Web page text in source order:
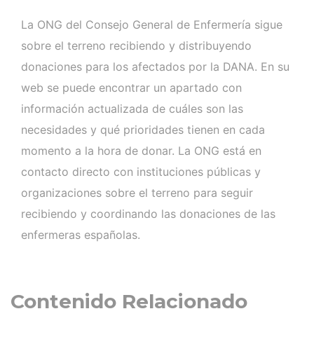
La ONG del Consejo General de Enfermería sigue
sobre el terreno recibiendo y distribuyendo
donaciones para los afectados por la DANA. En su
web se puede encontrar un apartado con
información actualizada de cuáles son las
necesidades y qué prioridades tienen en cada
momento a la hora de donar. La ONG está en
contacto directo con instituciones públicas y
organizaciones sobre el terreno para seguir
recibiendo y coordinando las donaciones de las
enfermeras españolas.
Contenido Relacionado